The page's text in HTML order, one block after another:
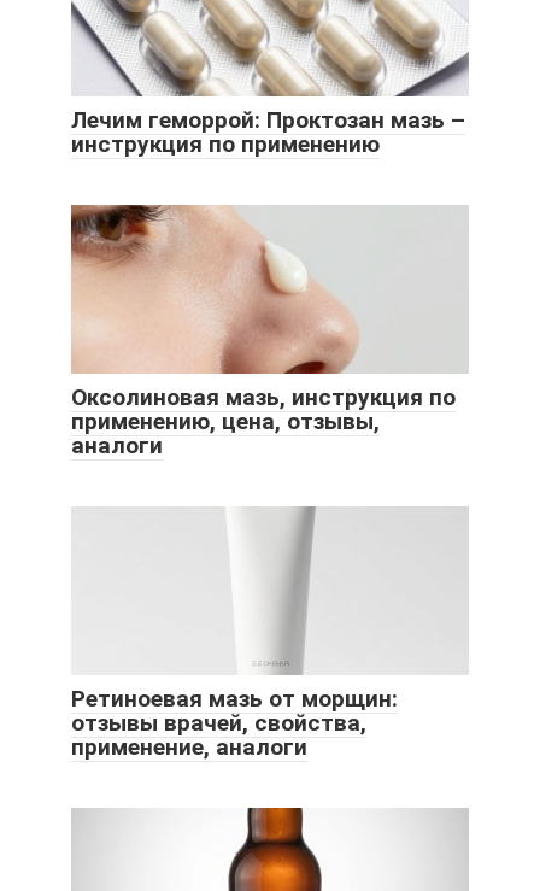
Лечим геморрой: Проктозан мазь –
инструкция по применению
Оксолиновая мазь, инструкция по
применению, цена, отзывы,
аналоги
Ретиноевая мазь от морщин:
отзывы врачей, свойства,
применение, аналоги